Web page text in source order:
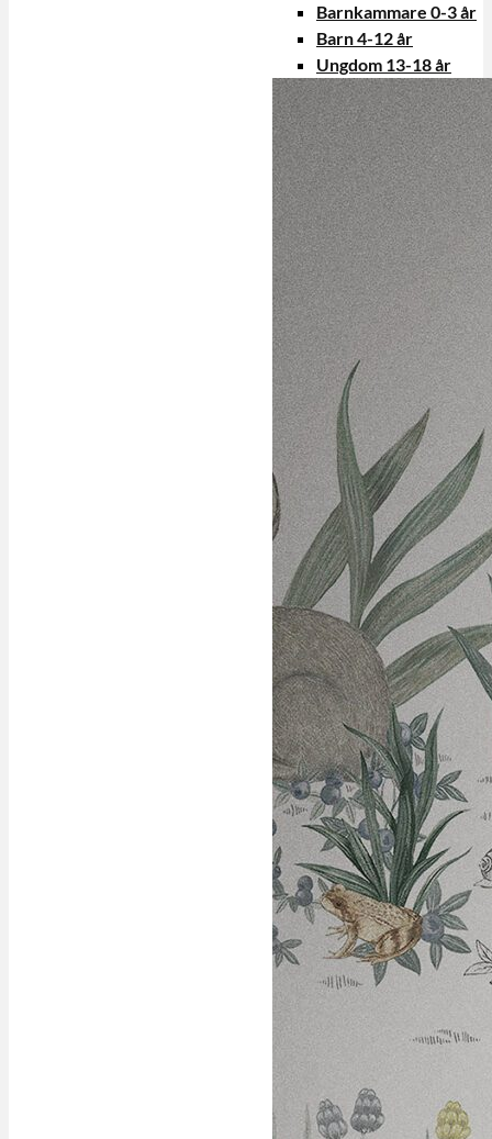
Barnkammare 0-3 år
Barn 4-12 år
Ungdom 13-18 år